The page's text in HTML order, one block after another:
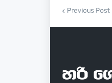
Previous Post